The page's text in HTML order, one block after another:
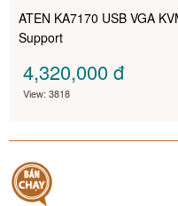
ATEN KA7170 USB VGA
Support
4,320,000đ
View: 3818